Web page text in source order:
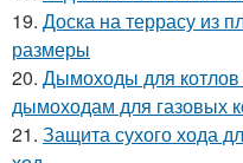
19. Доска на террасу из
размеры
20. Дымоходы для котлов
дымоходам для газовых
21. Защита сухого хода